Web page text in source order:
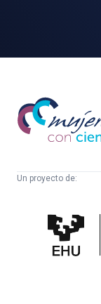
Mujeres
con
ciencia
Un proyecto de:
Cultura
Científica